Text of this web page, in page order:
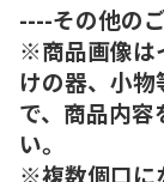
----その他の
※商品画像は
けの器、小物
で、商品内
い。
※複数個口に